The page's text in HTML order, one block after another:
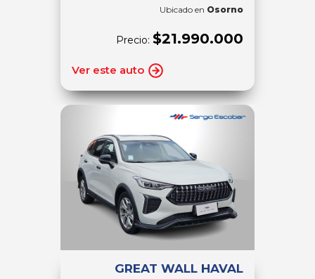
Ubicado en Osorno
Precio: $21.990.000
Ver este auto
GREAT WALL HAVAL